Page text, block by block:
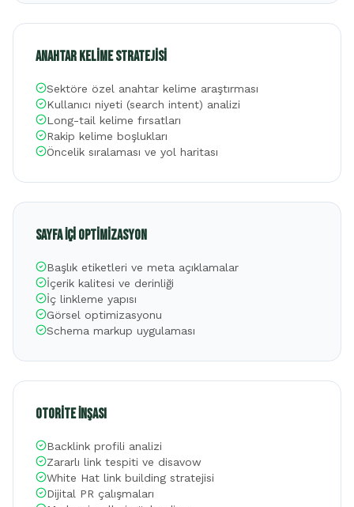
Anahtar Kelime Stratejisi
Sektöre özel anahtar kelime araştırması
Kullanıcı niyeti (search intent) analizi
Long-tail kelime fırsatları
Rakip kelime boşlukları
Öncelik sıralaması ve yol haritası
Sayfa İçi Optimizasyon
Başlık etiketleri ve meta açıklamalar
İçerik kalitesi ve derinliği
İç linkleme yapısı
Görsel optimizasyonu
Schema markup uygulaması
Otorite İnşası
Backlink profili analizi
Zararlı link tespiti ve disavow
White Hat link building stratejisi
Dijital PR çalışmaları